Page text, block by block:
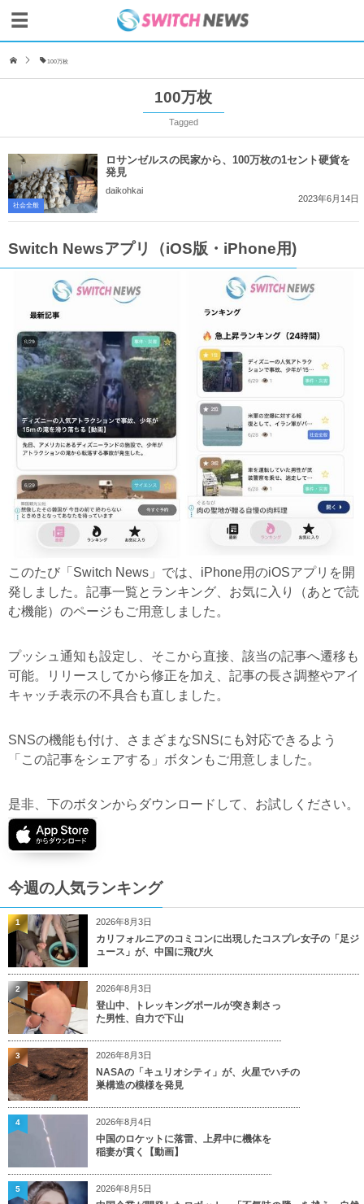
100万枚
100万枚
Tagged
社会全般
ロサンゼルスの民家から、100万枚の1セント硬貨を
発見
daikohkai
2023年6月14日
Switch Newsアプリ（iOS版・iPhone用)
このたび「Switch News」では、iPhone用のiOSアプリを開
発しました。記事一覧とランキング、お気に入り（あとで読
む機能）のページもご用意しました。
プッシュ通知も設定し、そこから直接、該当の記事へ遷移も
可能。リリースしてから修正を加え、記事の長さ調整やアイ
キャッチ表示の不具合も直しました。
SNSの機能も付け、さまざまなSNSにも対応できるよう
「この記事をシェアする」ボタンもご用意しました。
是非、下のボタンからダウンロードして、お試しください。
今週の人気ランキング
2026年8月3日
カリフォルニアのコミコンに出現したコスプレ女子の「足ジ
ュース」が、中国に飛び火
1
2026年8月3日
登山中、トレッキングポールが突き刺さっ
た男性、自力で下山
2
2026年8月3日
NASAの「キュリオシティ」が、火星でハチの
巣構造の模様を発見
3
2026年8月4日
中国のロケットに落雷、上昇中に機体を
稲妻が貫く【動画】
4
2026年8月5日
5